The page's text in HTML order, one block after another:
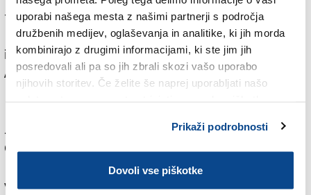
uporabi našega mesta z našimi partnerji s področja
družbenih medijev, oglaševanja in analitike, ki jih morda
kombinirajo z drugimi informacijami, ki ste jim jih
posredovali ali pa so jih zbrali skozi vašo uporabo
njihovih storitev. Če želite še naprej uporabljati našo
Prikaži podrobnosti
Dovoli vse piškotke
tudi publika. Posebno lepo je izzvenela slovenska
popevkaDan ljubezni. Kot solo pevec se je nazadnje
izkazal Walter Peric iz Doberdoba s pesmimi
Agropopa, njegov brat Igor pa je igral na klarinet. Med
posameznimi točkami so dekleta prebirala verze o
že ne s telesom, pa z glavo, dušo in srcem!«
Občinstvo in nastopajoče je pozdravila županja Alenka
Florenin, ki je društva iz občine pohvalila, ker se rada
vsakič odzovejo na poziv k sodelovanju na raznih